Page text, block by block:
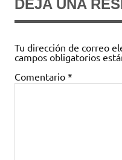
DEJA UNA
Tu dirección de correo
campos obligatorios
Comentario *